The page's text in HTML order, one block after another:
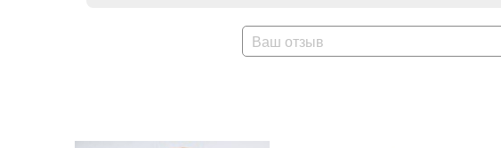
Ваш отзыв